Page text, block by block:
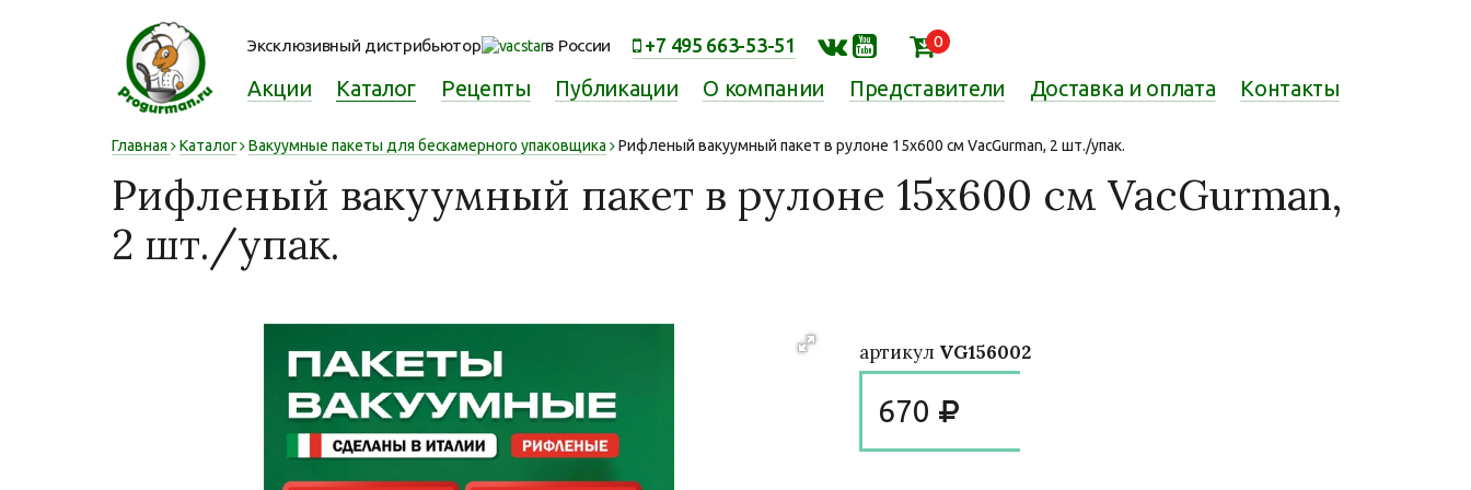
Эксклюзивный дистрибьютор в России +7 495 663-53-51 0
Акции Каталог Рецепты Публикации О компании Представители Доставка и оплата Контакты
Главная Каталог Вакуумные пакеты для бескамерного упаковщика Рифленый вакуумный пакет в рулоне 15х600 см VacGurman, 2 шт./упак.
Рифленый вакуумный пакет в рулоне 15х600 см VacGurman,
2 шт./упак.
артикул VG156002
670